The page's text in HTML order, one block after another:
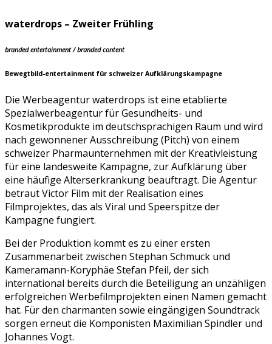
waterdrops – Zweiter Frühling
branded entertainment / branded content
Bewegtbild-entertainment für schweizer Aufklärungskampagne
Die Werbeagentur waterdrops ist eine etablierte
Spezialwerbeagentur für Gesundheits- und
Kosmetikprodukte im deutschsprachigen Raum und wird
nach gewonnener Ausschreibung (Pitch) von einem
schweizer Pharmaunternehmen mit der Kreativleistung
für eine landesweite Kampagne, zur Aufklärung über
eine häufige Alterserkrankung beauftragt. Die Agentur
betraut Victor Film mit der Realisation eines
Filmprojektes, das als Viral und Speerspitze der
Kampagne fungiert.
Bei der Produktion kommt es zu einer ersten
Zusammenarbeit zwischen Stephan Schmuck und
Kameramann-Koryphäe Stefan Pfeil, der sich
international bereits durch die Beteiligung an unzähligen
erfolgreichen Werbefilmprojekten einen Namen gemacht
hat. Für den charmanten sowie eingängigen Soundtrack
sorgen erneut die Komponisten Maximilian Spindler und
Johannes Vogt.